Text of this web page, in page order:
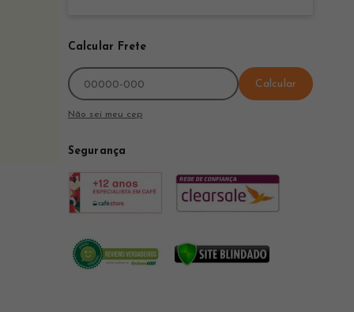
Calcular Frete
Calcular
Não sei meu cep
Segurança